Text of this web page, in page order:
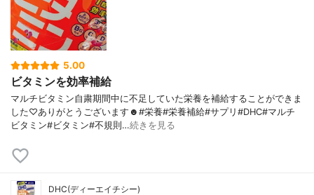
5.00
ビタミンを効率補給
マルチビタミン自粛期間中に不足していた栄養を補給することができま
した♡ありがとうございます☻︎#栄養#栄養補給#サプリ#DHC#マルチ
ビタミン#ビタミン#不規則…続きを見る
DHC(ディーエイチシー)